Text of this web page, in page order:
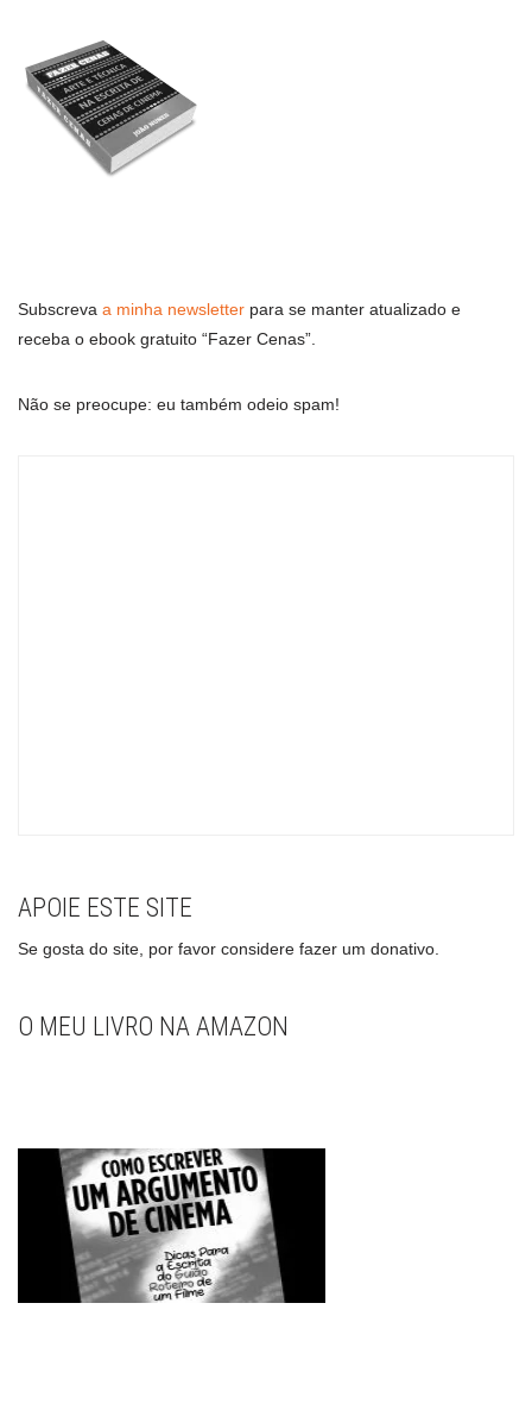
Subscreva a minha newsletter para se manter atualizado e
receba o ebook gratuito “Fazer Cenas”.
Não se preocupe: eu também odeio spam!
APOIE ESTE SITE
Se gosta do site, por favor considere fazer um donativo.
O MEU LIVRO NA AMAZON